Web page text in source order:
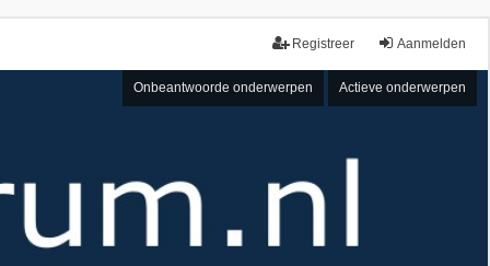
Aanmelden
Registreer
Onbeantwoorde onderwerpen Actieve onderwerpen